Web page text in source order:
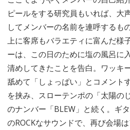
ピールをする研究員もいれば、大
してメンバーの名前を連呼するも
上に客席もバラエティに富んだ様
ーは、この日のために塩の風呂に
清めしてきたことを告白。ワッキ
舐めて「しょっぱい」とコメント
を挟み、スローテンポの「太陽の
のナンバー「BLEW」と続く。ギ
のROCKなサウンドで、再び会場